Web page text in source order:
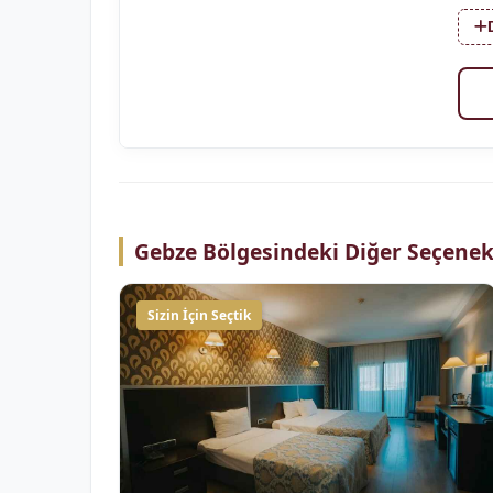
Gebze Bölgesindeki Diğer
Sizin İçin Seçtik